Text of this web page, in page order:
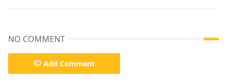
NO COMMENT
Add Comment